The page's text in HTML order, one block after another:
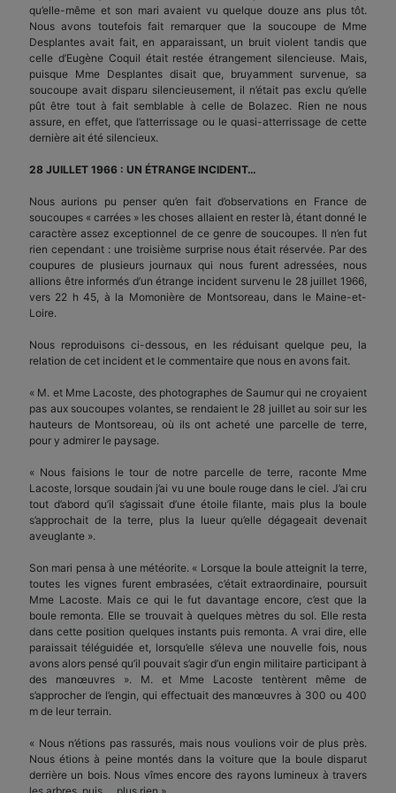
qu’elle-même et son mari avaient vu quelque douze ans plus tôt.
Nous avons toutefois fait remarquer que la soucoupe de Mme
Desplantes avait fait, en apparaissant, un bruit violent tandis que
celle d’Eugène Coquil était restée étrangement silencieuse. Mais,
puisque Mme Desplantes disait que, bruyamment survenue, sa
soucoupe avait disparu silencieusement, il n’était pas exclu qu’elle
pût être tout à fait semblable à celle de Bolazec. Rien ne nous
assure, en effet, que l’atterrissage ou le quasi-atterrissage de cette
dernière ait été silencieux.
28 JUILLET 1966 : UN ÉTRANGE INCIDENT…
Nous aurions pu penser qu’en fait d’observations en France de
soucoupes « carrées » les choses allaient en rester là, étant donné le
caractère assez exceptionnel de ce genre de soucoupes. Il n’en fut
rien cependant : une troisième surprise nous était réservée. Par des
coupures de plusieurs journaux qui nous furent adressées, nous
allions être informés d’un étrange incident survenu le 28 juillet 1966,
vers 22 h 45, à la Momonière de Montsoreau, dans le Maine-et-
Loire.
Nous reproduisons ci-dessous, en les réduisant quelque peu, la
relation de cet incident et le commentaire que nous en avons fait.
« M. et Mme Lacoste, des photographes de Saumur qui ne croyaient
pas aux soucoupes volantes, se rendaient le 28 juillet au soir sur les
hauteurs de Montsoreau, où ils ont acheté une parcelle de terre,
pour y admirer le paysage.
« Nous faisions le tour de notre parcelle de terre, raconte Mme
Lacoste, lorsque soudain j’ai vu une boule rouge dans le ciel. J’ai cru
tout d’abord qu’il s’agissait d’une étoile filante, mais plus la boule
s’approchait de la terre, plus la lueur qu’elle dégageait devenait
aveuglante ».
Son mari pensa à une météorite. « Lorsque la boule atteignit la terre,
toutes les vignes furent embrasées, c’était extraordinaire, poursuit
Mme Lacoste. Mais ce qui le fut davantage encore, c’est que la
boule remonta. Elle se trouvait à quelques mètres du sol. Elle resta
dans cette position quelques instants puis remonta. A vrai dire, elle
paraissait téléguidée et, lorsqu’elle s’éleva une nouvelle fois, nous
avons alors pensé qu’il pouvait s’agir d’un engin militaire participant à
des manœuvres ». M. et Mme Lacoste tentèrent même de
s’approcher de l’engin, qui effectuait des manœuvres à 300 ou 400
m de leur terrain.
« Nous n’étions pas rassurés, mais nous voulions voir de plus près.
Nous étions à peine montés dans la voiture que la boule disparut
derrière un bois. Nous vîmes encore des rayons lumineux à travers